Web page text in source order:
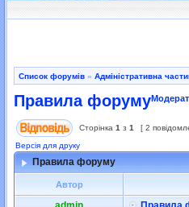
Список форумів » Адміністративна
Правила форуму
Сторінка 1 з 1
[ 2
Версія для друку
Правила форуму
Автор